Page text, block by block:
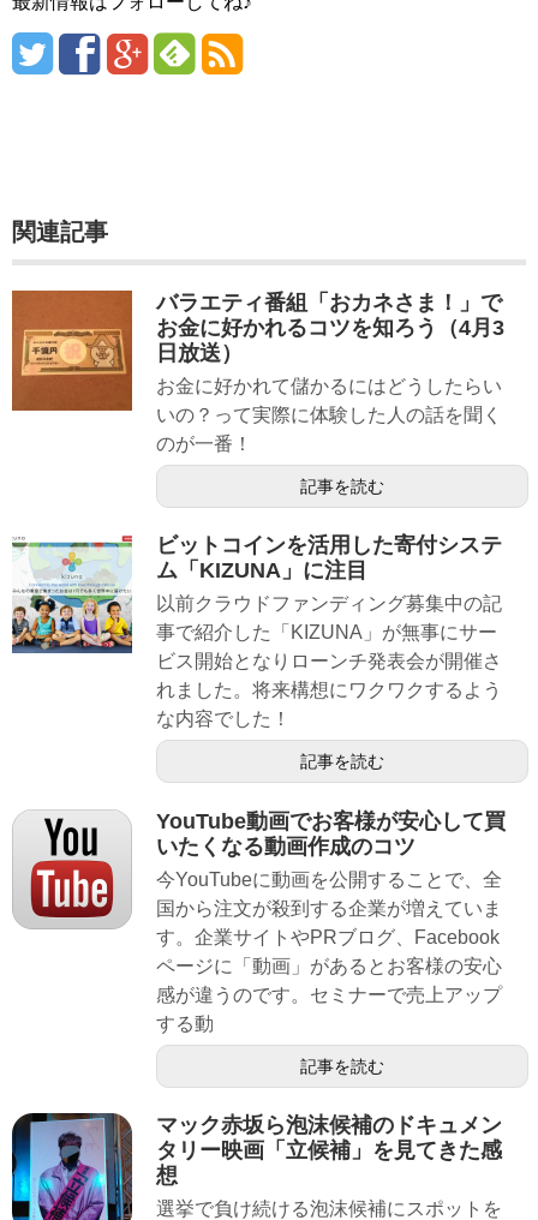
関連記事
バラエティ番組「おカネさま！」で
お金に好かれるコツを知ろう（4月3
日放送）
お金に好かれて儲かるにはどうしたらい
いの？って実際に体験した人の話を聞く
のが一番！
記事を読む
ビットコインを活用した寄付システ
ム「KIZUNA」に注目
以前クラウドファンディング募集中の記
事で紹介した「KIZUNA」が無事にサー
ビス開始となりローンチ発表会が開催さ
れました。将来構想にワクワクするよう
な内容でした！
記事を読む
YouTube動画でお客様が安心して買
いたくなる動画作成のコツ
今YouTubeに動画を公開することで、全
国から注文が殺到する企業が増えていま
す。企業サイトやPRブログ、Facebook
ページに「動画」があるとお客様の安心
感が違うのです。セミナーで売上アップ
する動
記事を読む
マック赤坂ら泡沫候補のドキュメン
タリー映画「立候補」を見てきた感
想
選挙で負け続ける泡沫候補にスポットを